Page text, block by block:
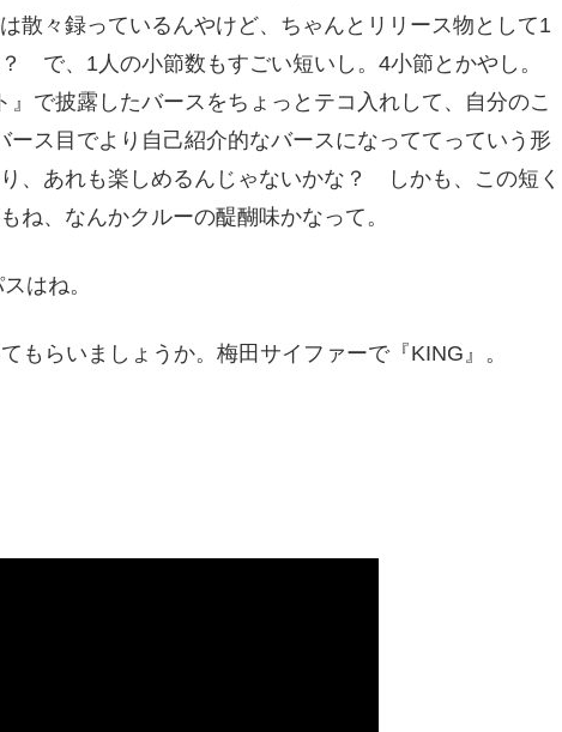
散々録っているんやけど、ちゃんとリリース物として1
で、1人の小節数もすごい短いし。4小節とかやし。
で披露したバースをちょっとテコ入れして、自分のこ
ス目でより自己紹介的なバースになっててっていう形
、あれも楽しめるんじゃないかな？ しかも、この短く
ね、なんかクルーの醍醐味かなって。
はね。
もらいましょうか。梅田サイファーで『KING』。